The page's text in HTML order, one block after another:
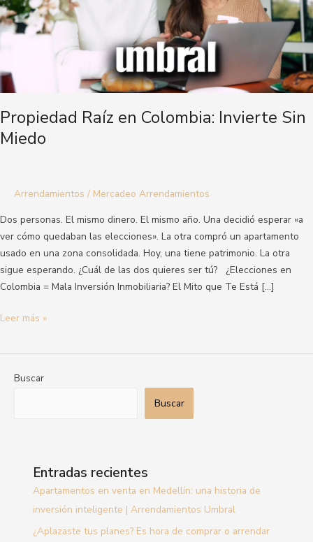
Propiedad Raíz en Colombia: Invierte Sin
Miedo
Arrendamientos / Mercadeo Arrendamientos
Dos personas. El mismo dinero. El mismo año. Una decidió esperar «a
ver cómo quedaban las elecciones». La otra compró un apartamento
usado en una zona consolidada. Hoy, una tiene patrimonio. La otra
sigue esperando. ¿Cuál de las dos quieres ser tú? ¿Elecciones en
Colombia = Mala Inversión Inmobiliaria? El Mito que Te Está […]
Leer más »
Buscar
Buscar
Entradas recientes
Apartamentos en venta en Medellín: una historia de
inversión inteligente | Arrendamientos Umbral
¿Aplazaste tus planes? Es hora de comprar o arrendar